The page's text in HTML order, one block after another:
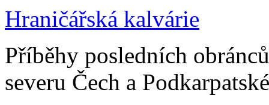
Hraničářská kalvárie
Příběhy posledních
severu Čech a